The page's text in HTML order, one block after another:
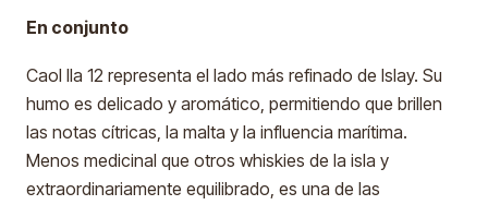
En conjunto
Caol Ila 12 representa el lado más refinado de Islay. Su
humo es delicado y aromático, permitiendo que brillen
las notas cítricas, la malta y la influencia marítima.
Menos medicinal que otros whiskies de la isla y
extraordinariamente equilibrado, es una de las